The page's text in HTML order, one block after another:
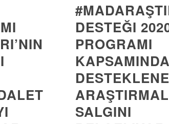
DESTEĞI
PROGRAMI
KAPSAMINDA
SALGINI